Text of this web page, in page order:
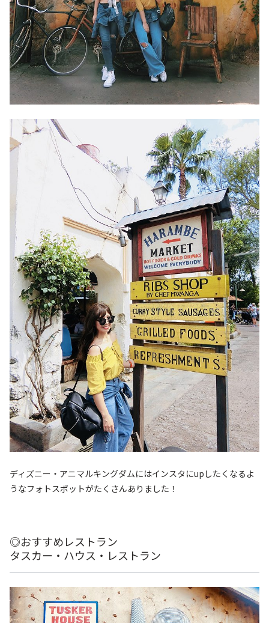
ディズニー・アニマルキングダムにはインスタにupしたくなるよ
うなフォトスポットがたくさんありました！
◎おすすめレストラン
タスカー・ハウス・レストラン